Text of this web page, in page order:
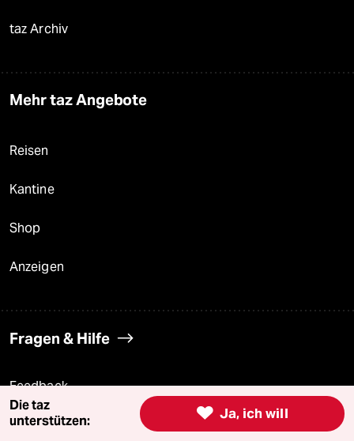
taz Archiv
Mehr taz Angebote
Reisen
Kantine
Shop
Anzeigen
Fragen & Hilfe
Feedback
Aboservice
 Ja, ich will
Die taz
unterstützen: